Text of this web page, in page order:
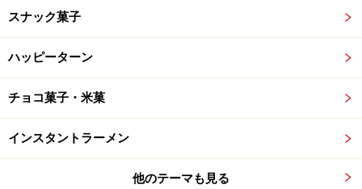
2. 「豊潤なマンゴーフラッペ」
スナック菓子
ハッピーターン
チョコ菓子・米菓
インスタントラーメン
他のテーマも見る